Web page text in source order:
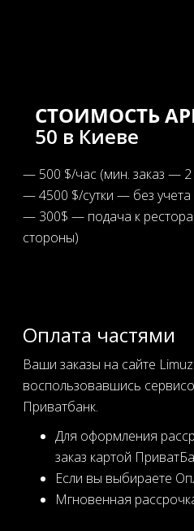
СТОИМОСТЬ
50 в Киеве
— 500 $/час (мин. заказ — 2
— 4500 $/сутки — без
— 300$ — подача к
стороны)
Оплата частями
Ваши заказы на сайте
воспользовавшись
Приватбанк.
Для оформления
заказ картой
Если вы выбираете
Мгновенная